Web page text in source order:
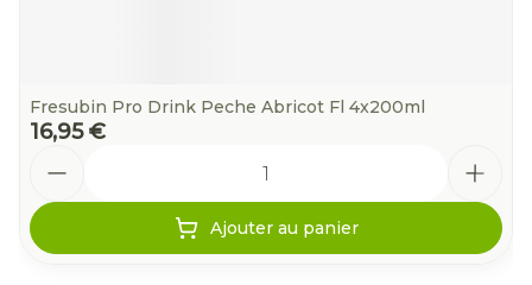
Fresubin Pro Drink Peche Abricot Fl 4x200ml
16,95 €
Ajouter au panier